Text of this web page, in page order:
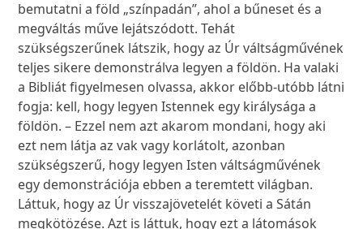
bemutatni a föld „színpadán”, ahol a bűneset és a
megváltás műve lejátszódott. Tehát
szükségszerűnek látszik, hogy az Úr váltságművének
teljes sikere demonstrálva legyen a földön. Ha valaki
a Bibliát figyelmesen olvassa, akkor előbb-utóbb látni
fogja: kell, hogy legyen Istennek egy királysága a
földön. – Ezzel nem azt akarom mondani, hogy aki
ezt nem látja az vak vagy korlátolt, azonban
szükségszerű, hogy legyen Isten váltságművének
egy demonstrációja ebben a teremtett világban.
Láttuk, hogy az Úr visszajövetelét követi a Sátán
megkötözése. Azt is láttuk, hogy ezt a látomások